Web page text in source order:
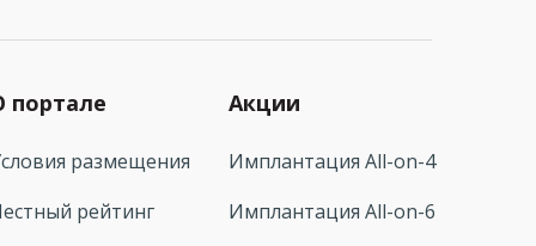
портале
размещения
рейтинг
Акции
Имплантация All-on-4
Имплантация All-on-6